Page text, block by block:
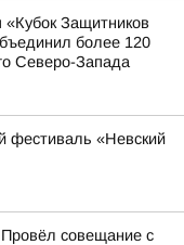
Защитников
более 120
Северо-Запада
фестиваль «Невский
совещание с